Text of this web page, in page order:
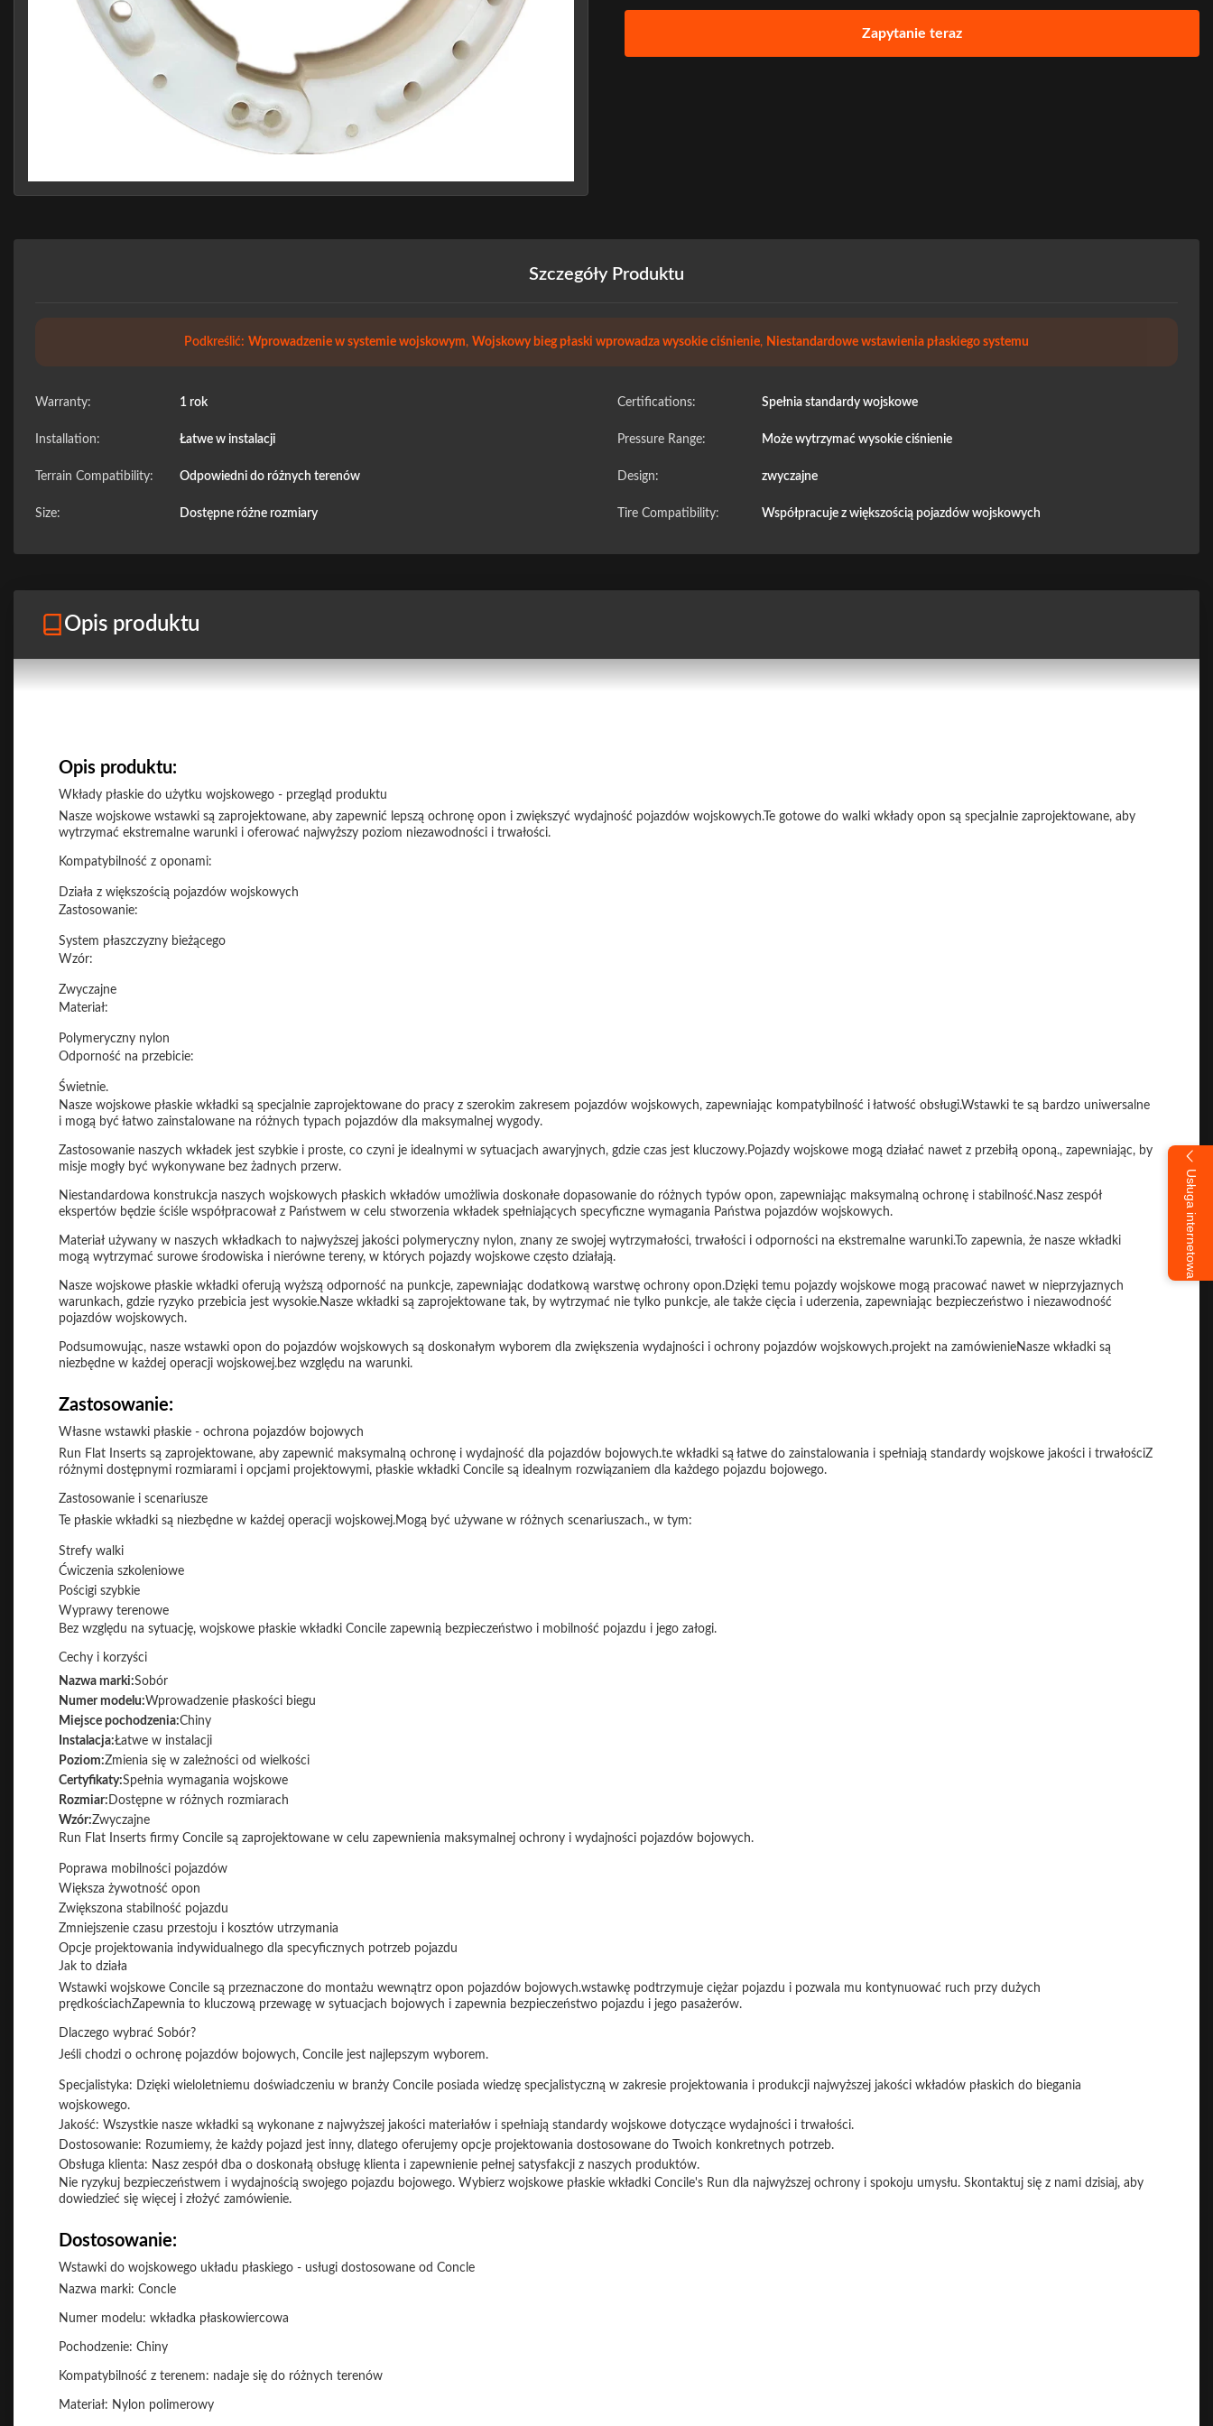
Usługa internetowa
Zapytanie teraz
Szczegóły Produktu
Podkreślić: Wprowadzenie w systemie wojskowym, Wojskowy bieg płaski wprowadza wysokie ciśnienie, Niestandardowe wstawienia płaskiego systemu
Warranty: 1 rok Certifications: Spełnia standardy wojskowe
Installation: Łatwe w instalacji Pressure Range: Może wytrzymać wysokie ciśnienie
Terrain Compatibility: Odpowiedni do różnych terenów Design: zwyczajne
Size: Dostępne różne rozmiary Tire Compatibility: Współpracuje z większością pojazdów wojskowych
Opis produktu
Opis produktu:
Wkłady płaskie do użytku wojskowego - przegląd produktu
Nasze wojskowe wstawki są zaprojektowane, aby zapewnić lepszą ochronę opon i zwiększyć wydajność pojazdów wojskowych.Te gotowe do walki wkłady opon są specjalnie zaprojektowane, aby
wytrzymać ekstremalne warunki i oferować najwyższy poziom niezawodności i trwałości.
Kompatybilność z oponami:
Działa z większością pojazdów wojskowych
Zastosowanie:
System płaszczyzny bieżącego
Wzór:
Zwyczajne
Materiał:
Polymeryczny nylon
Odporność na przebicie:
Świetnie.
Nasze wojskowe płaskie wkładki są specjalnie zaprojektowane do pracy z szerokim zakresem pojazdów wojskowych, zapewniając kompatybilność i łatwość obsługi.Wstawki te są bardzo uniwersalne
i mogą być łatwo zainstalowane na różnych typach pojazdów dla maksymalnej wygody.
Zastosowanie naszych wkładek jest szybkie i proste, co czyni je idealnymi w sytuacjach awaryjnych, gdzie czas jest kluczowy.Pojazdy wojskowe mogą działać nawet z przebiłą oponą., zapewniając, by
misje mogły być wykonywane bez żadnych przerw.
Niestandardowa konstrukcja naszych wojskowych płaskich wkładów umożliwia doskonałe dopasowanie do różnych typów opon, zapewniając maksymalną ochronę i stabilność.Nasz zespół
ekspertów będzie ściśle współpracował z Państwem w celu stworzenia wkładek spełniających specyficzne wymagania Państwa pojazdów wojskowych.
Materiał używany w naszych wkładkach to najwyższej jakości polymeryczny nylon, znany ze swojej wytrzymałości, trwałości i odporności na ekstremalne warunki.To zapewnia, że nasze wkładki
mogą wytrzymać surowe środowiska i nierówne tereny, w których pojazdy wojskowe często działają.
Nasze wojskowe płaskie wkładki oferują wyższą odporność na punkcje, zapewniając dodatkową warstwę ochrony opon.Dzięki temu pojazdy wojskowe mogą pracować nawet w nieprzyjaznych
warunkach, gdzie ryzyko przebicia jest wysokie.Nasze wkładki są zaprojektowane tak, by wytrzymać nie tylko punkcje, ale także cięcia i uderzenia, zapewniając bezpieczeństwo i niezawodność
pojazdów wojskowych.
Podsumowując, nasze wstawki opon do pojazdów wojskowych są doskonałym wyborem dla zwiększenia wydajności i ochrony pojazdów wojskowych.projekt na zamówienieNasze wkładki są
niezbędne w każdej operacji wojskowej.bez względu na warunki.
Zastosowanie:
Własne wstawki płaskie - ochrona pojazdów bojowych
Run Flat Inserts są zaprojektowane, aby zapewnić maksymalną ochronę i wydajność dla pojazdów bojowych.te wkładki są łatwe do zainstalowania i spełniają standardy wojskowe jakości i trwałościZ
różnymi dostępnymi rozmiarami i opcjami projektowymi, płaskie wkładki Concile są idealnym rozwiązaniem dla każdego pojazdu bojowego.
Zastosowanie i scenariusze
Te płaskie wkładki są niezbędne w każdej operacji wojskowej.Mogą być używane w różnych scenariuszach., w tym:
Strefy walki
Ćwiczenia szkoleniowe
Pościgi szybkie
Wyprawy terenowe
Bez względu na sytuację, wojskowe płaskie wkładki Concile zapewnią bezpieczeństwo i mobilność pojazdu i jego załogi.
Cechy i korzyści
Nazwa marki:Sobór
Numer modelu:Wprowadzenie płaskości biegu
Miejsce pochodzenia:Chiny
Instalacja:Łatwe w instalacji
Poziom:Zmienia się w zależności od wielkości
Certyfikaty:Spełnia wymagania wojskowe
Rozmiar: Dostępne w różnych rozmiarach
Wzór:Zwyczajne
Run Flat Inserts firmy Concile są zaprojektowane w celu zapewnienia maksymalnej ochrony i wydajności pojazdów bojowych.
Poprawa mobilności pojazdów
Większa żywotność opon
Zwiększona stabilność pojazdu
Zmniejszenie czasu przestoju i kosztów utrzymania
Opcje projektowania indywidualnego dla specyficznych potrzeb pojazdu
Jak to działa
Wstawki wojskowe Concile są przeznaczone do montażu wewnątrz opon pojazdów bojowych.wstawkę podtrzymuje ciężar pojazdu i pozwala mu kontynuować ruch przy dużych
prędkościachZapewnia to kluczową przewagę w sytuacjach bojowych i zapewnia bezpieczeństwo pojazdu i jego pasażerów.
Dlaczego wybrać Sobór?
Jeśli chodzi o ochronę pojazdów bojowych, Concile jest najlepszym wyborem.
Specjalistyka: Dzięki wieloletniemu doświadczeniu w branży Concile posiada wiedzę specjalistyczną w zakresie projektowania i produkcji najwyższej jakości wkładów płaskich do biegania
wojskowego.
Jakość: Wszystkie nasze wkładki są wykonane z najwyższej jakości materiałów i spełniają standardy wojskowe dotyczące wydajności i trwałości.
Dostosowanie: Rozumiemy, że każdy pojazd jest inny, dlatego oferujemy opcje projektowania dostosowane do Twoich konkretnych potrzeb.
Obsługa klienta: Nasz zespół dba o doskonałą obsługę klienta i zapewnienie pełnej satysfakcji z naszych produktów.
Nie ryzykuj bezpieczeństwem i wydajnością swojego pojazdu bojowego. Wybierz wojskowe płaskie wkładki Concile's Run dla najwyższej ochrony i spokoju umysłu. Skontaktuj się z nami dzisiaj, aby
dowiedzieć się więcej i złożyć zamówienie.
Dostosowanie:
Wstawki do wojskowego układu płaskiego - usługi dostosowane od Concle
Nazwa marki: Concle
Numer modelu: wkładka płaskowiercowa
Pochodzenie: Chiny
Kompatybilność z terenem: nadaje się do różnych terenów
Materiał: Nylon polimerowy